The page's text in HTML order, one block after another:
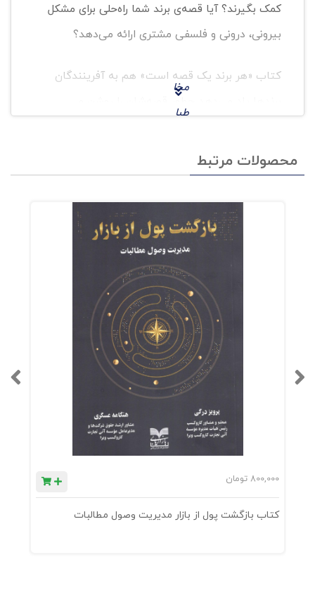
کمک بگیرند؟ آیا قصه‌ی برند شما راه‌حلی برای مشکل
بیرونی، درونی و فلسفی مشتری ارائه می‌دهد؟
مخا
طبا
شنی
دن
قصه‌
ی
برند
یا
ی
شخ
کتاب «هر برند یک قصه است» هم به آفرینندگان
برندها یاد می‌دهد چطور قصه‌‌شان را روشن و
مهم‌تر از این را یادشان می‌اندازد که «مشتری‌ها
معمولاً اهمیتی به داستان شما نمی‌دهند؛ مهم
داستان خودشان است.»
محصولات مرتبط
800,000 تومان
کتاب بازگشت پول از بازار مدیریت وصول مطالبات